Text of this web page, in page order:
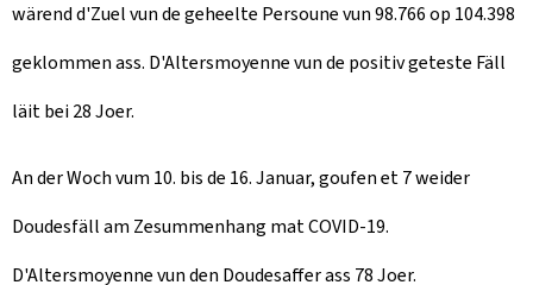
wärend d'Zuel vun de geheelte Persoune vun 98.766 op 104.398
geklommen ass. D'Altersmoyenne vun de positiv geteste Fäll
läit bei 28 Joer.
An der Woch vum 10. bis de 16. Januar, goufen et 7 weider
Doudesfäll am Zesummenhang mat COVID-19.
D'Altersmoyenne vun den Doudesaffer ass 78 Joer.